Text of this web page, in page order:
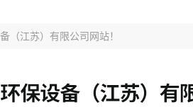
（江苏）有限公司网站！